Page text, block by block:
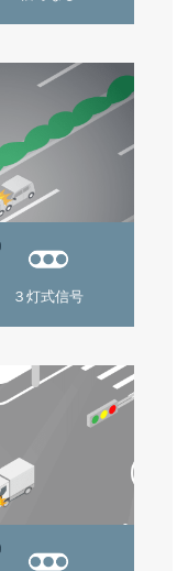
３灯式信号